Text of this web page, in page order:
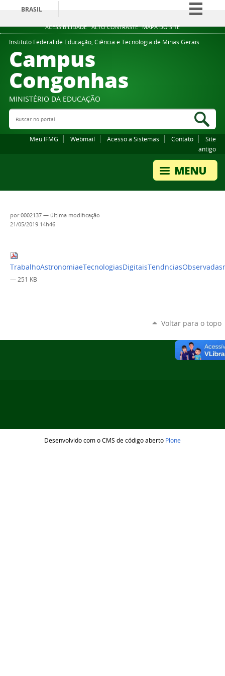
ACESSIBILIDADE ALTO CONTRASTE MAPA DO SITE
BRASIL
Simplifique!
Comunica BR
Instituto Federal de Educação, Ciência e Tecnologia de Minas Gerais
Campus
Congonhas
MINISTÉRIO DA EDUCAÇÃO
Buscar no portal
Meu IFMG Webmail Acesso a Sistemas Contato
Site
antigo
por0002137 — última modificação
21/05/2019 14h46
— 251 KB
Voltar para o topo
Desenvolvido com o CMS de código aberto Plone